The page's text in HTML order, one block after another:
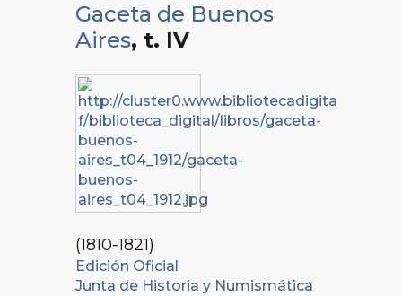
Gaceta de Buenos
Aires, t. IV
(1810-1821)
Edición Oficial
Junta de Historia y Numismática